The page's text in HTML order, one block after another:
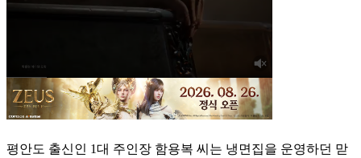
평안도 출신인 1대 주인장 함용복 씨는 냉면집을 운영하던 맏